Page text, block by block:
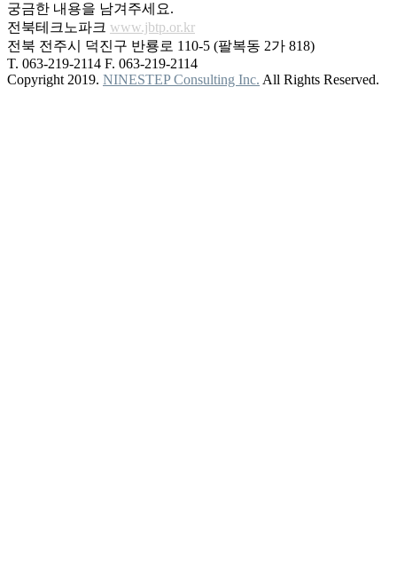
궁금한 내용을 남겨주세요.
전북테크노파크 www.jbtp.or.kr
전북 전주시 덕진구 반룡로 110-5 (팔복동 2가 818)
T. 063-219-2114 F. 063-219-2114
Copyright 2019. NINESTEP Consulting Inc. All Rights Reserved.